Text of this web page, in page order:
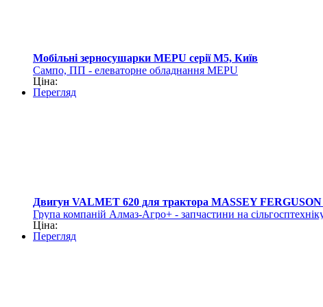
Мобільні зерносушарки MEPU серії M5, Київ
Сампо, ПП - елеваторне обладнання MEPU
Ціна:
Перегляд
Двигун VALMET 620 для трактора MASSEY FERGUSON
Група компаній Алмаз-Агро+ - запчастини на
Ціна:
Перегляд